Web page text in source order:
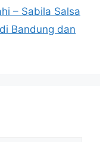
– Sabila Salsa
Bandung dan